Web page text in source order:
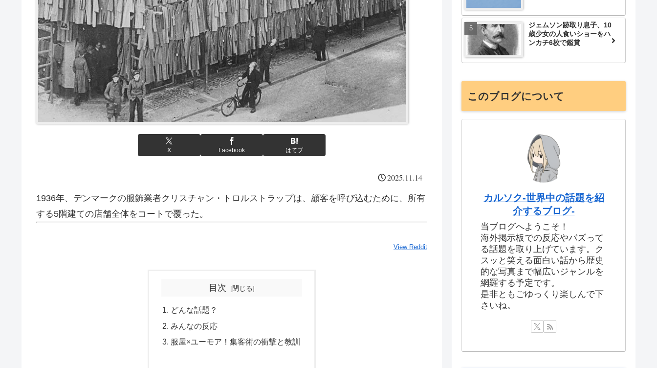
X Facebook はてブ
2025.11.14
1936年、デンマークの服飾業者クリスチャン・トロルストラップは、顧客を呼び込むために、所有
する5階建ての店舗全体をコートで覆った。
View Reddit
目次
どんな話題？
みんなの反応
服屋×ユーモア！集客術の衝撃と教訓
ジェムソン跡取り息子、10
歳少女の人食いショーをハ
ンカチ6枚で鑑賞
このブログについて
カルソク-世界中の話題を紹
介するブログ-
当ブログへようこそ！
海外掲示板での反応やバズって
る話題を取り上げています。ク
スッと笑える面白い話から歴史
的な写真まで幅広いジャンルを
網羅する予定です。
是非ともごゆっくり楽しんで下
さいね。